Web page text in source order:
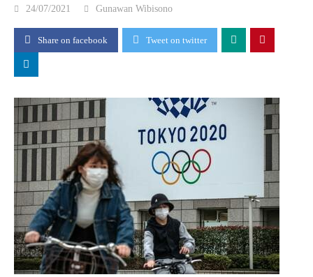
24/07/2021 Gunawan Wibisono
Share on facebook Tweet on twitter